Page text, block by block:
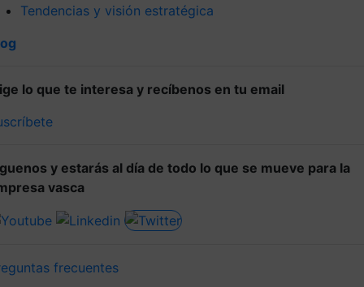
Tendencias y visión estratégica
lo que te interesa y recíbenos en tu email
y estarás al día de todo lo que se mueve para la
vasca
frecuentes